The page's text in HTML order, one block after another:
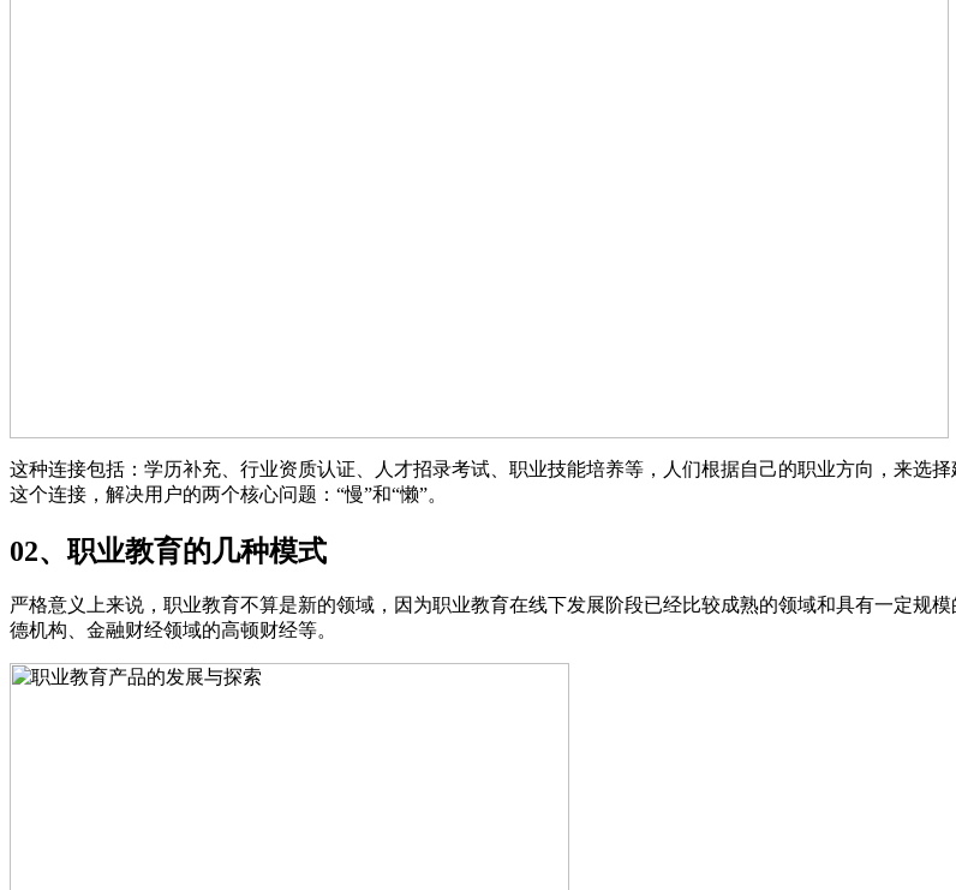
这种连接包括：学历补充、行业资质认证、人才招录考试、职业技能培养等，人们根据自己的职业方向，来选
这个连接，解决用户的两个核心问题：“慢”和“懒”。
02、职业教育的几种模式
严格意义上来说，职业教育不算是新的领域，因为职业教育在线下发展阶段已经比较成熟的领域和具有一定规
德机构、金融财经领域的高顿财经等。